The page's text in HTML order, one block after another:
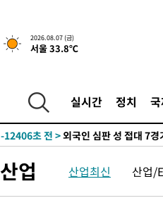
2026.08.07 (금)
서울 33.8℃
실시간 정치
선포
-20020초 전 >[단독]중수청 지원 검사
갈 수도
-17991초 전 >낮 최고 37도 찜통더위…
-13153초 전 >
여자배구 이재영·이다
-12406초 전 >
-12140초 전 >[속보]코스닥, 2.86포
-12073초 전 >
[속보]원·달러 환율,
-11962초 전 >[속보] 노원서 40.1도
산업 산업최신 산업/